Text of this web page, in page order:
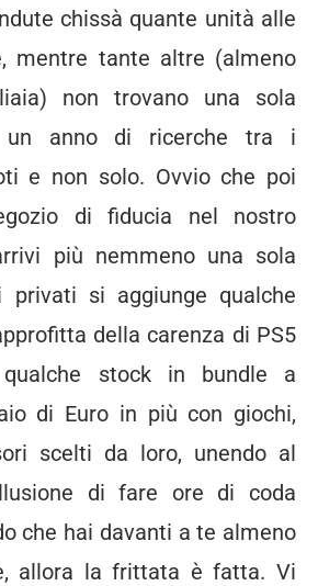
chissà quante unità alle
mentre tante altre (almeno
non trovano una sola
un anno di ricerche tra i
e non solo. Ovvio che poi
di fiducia nel nostro
più nemmeno una sola
privati si aggiunge qualche
della carenza di PS5
stock in bundle a
di Euro in più con giochi,
scelti da loro, unendo al
di fare ore di coda
che hai davanti a te almeno
allora la frittata è fatta. Vi